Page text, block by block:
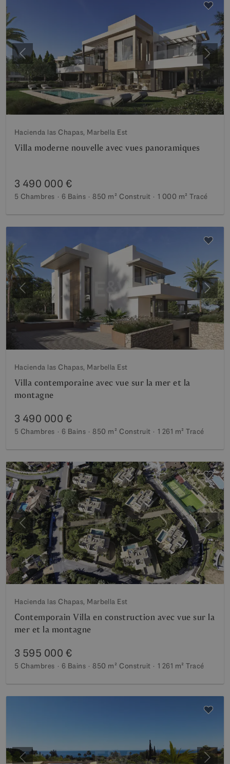
Précédent
Hacienda las Chapas, Marbella Est
Villa moderne nouvelle avec vues panoramiques
3 490 000 €
5 Chambres 6 Bains 850 m² Construit 1 000 m² Tracé
Précédent
Hacienda las Chapas, Marbella Est
Villa contemporaine avec vue sur la mer et la
montagne
3 490 000 €
5 Chambres 6 Bains 850 m² Construit 1 261 m² Tracé
Précédent
Hacienda las Chapas, Marbella Est
Contemporain Villa en construction avec vue sur la
mer et la montagne
3 595 000 €
5 Chambres 6 Bains 850 m² Construit 1 261 m² Tracé